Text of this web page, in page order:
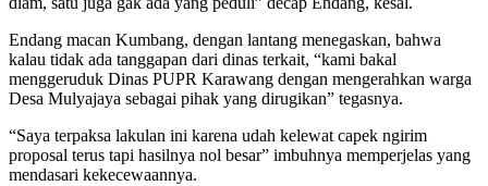
Endang macan Kumbang, dengan lantang menegaskan, bahwa
kalau tidak ada tanggapan dari dinas terkait, “kami bakal
menggeruduk Dinas PUPR Karawang dengan mengerahkan warga
Desa Mulyajaya sebagai pihak yang dirugikan” tegasnya.
“Saya terpaksa lakulan ini karena udah kelewat capek ngirim
proposal terus tapi hasilnya nol besar” imbuhnya memperjelas yang
mendasari kekecewaannya.